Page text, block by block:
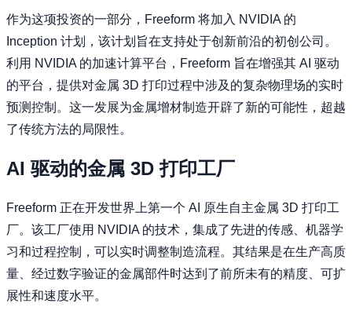
作为这项投资的一部分，Freeform 将加入 NVIDIA 的
Inception 计划，该计划旨在支持处于创新前沿的初创公司。
利用 NVIDIA 的加速计算平台，Freeform 旨在增强其 AI 驱动
的平台，提供对金属 3D 打印过程中涉及的复杂物理场的实时
预测控制。这一发展为金属增材制造开辟了新的可能性，超越
了传统方法的局限性。
AI 驱动的金属 3D 打印工厂
Freeform 正在开发世界上第一个 AI 原生自主金属 3D 打印工
厂。该工厂使用 NVIDIA 的技术，集成了先进的传感、机器学
习和过程控制，可以实时调整制造流程。其结果是在生产高质
量、经过数字验证的金属部件时达到了前所未有的精度、可扩
展性和速度水平。